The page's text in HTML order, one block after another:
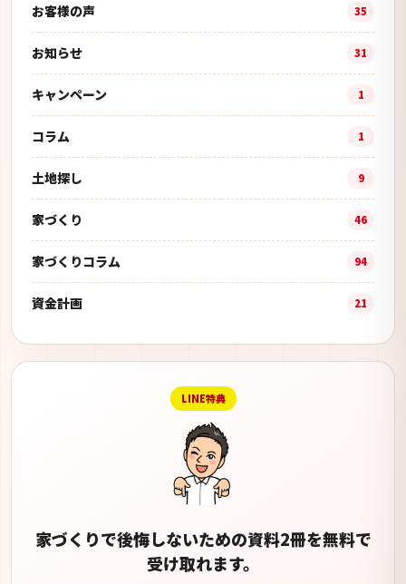
お客様の声 35
お知らせ 31
キャンペーン 1
コラム 1
土地探し 9
家づくり 46
家づくりコラム 94
資金計画 21
LINE特典
家づくりで後悔しないための資料2冊を無料で
受け取れます。